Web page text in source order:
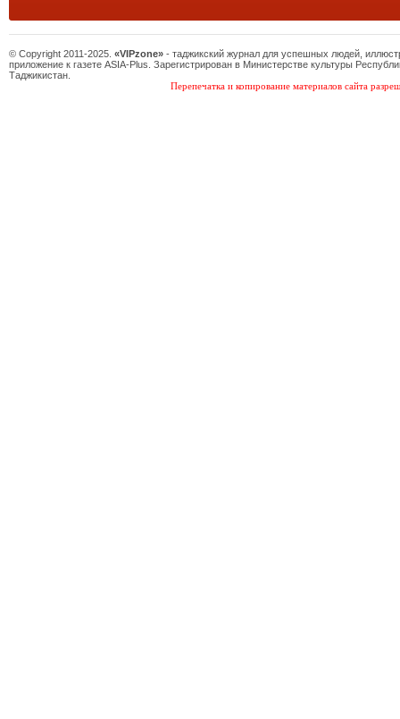
© Copyright 2011-2025. «VIPzone» - таджикский журнал для успешных людей,
приложение к газете ASIA-Plus. Зарегистрирован в Министерстве культуры
Таджикистан.
Перепечатка и копирование материалов сайта